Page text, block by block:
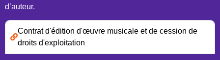
d’auteur.
Contrat d'édition d'œuvre musicale et de cession de
droits d'exploitation